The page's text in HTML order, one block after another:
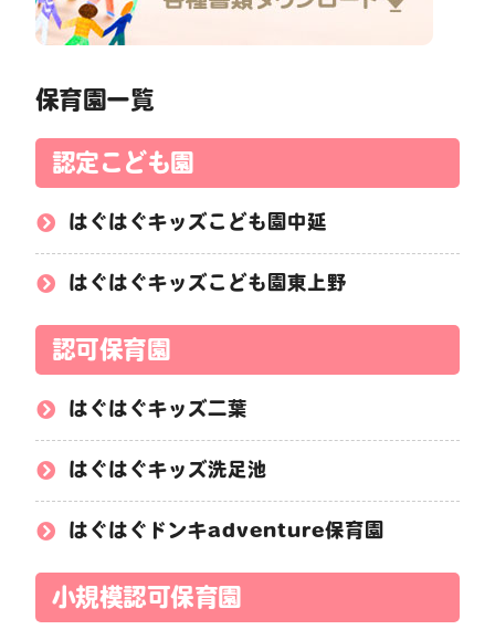
保育園一覧
認定こども園
はぐはぐキッズこども園中延
はぐはぐキッズこども園東上野
認可保育園
はぐはぐキッズ二葉
はぐはぐキッズ洗足池
はぐはぐドンキadventure保育園
小規模認可保育園